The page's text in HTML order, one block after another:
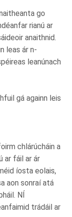
go
rianú ar
anaithnid.
leas ár n-
leanúnach
gá againn leis
chlárúcháin a
ar fáil ar ár
íosta eolais,
aon sonraí atá
NÍ
trádáil ar